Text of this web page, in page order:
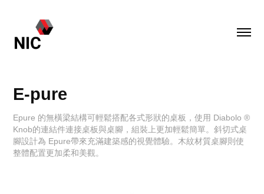
E-pure
Epure 的無橫梁結構可輕鬆搭配各式形狀的桌板，使用 Diabolo ®
Knob的連結件連接桌板與桌腳，組裝上更加輕鬆簡單。斜切式桌
腳設計為 Epure帶來充滿建築感的視覺體驗。木紋材質桌腳則使
整體配置更加柔和美觀。